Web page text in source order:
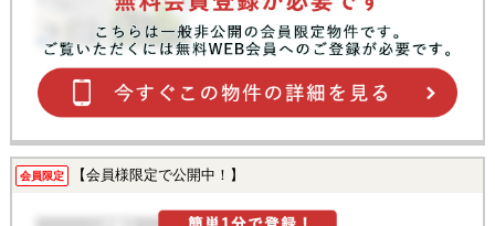
会員限定 【会員様限定で公開中！】